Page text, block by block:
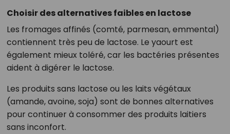
Choisir des alternatives faibles en lactose
Les fromages affinés (comté, parmesan, emmental)
contiennent très peu de lactose. Le yaourt est
également mieux toléré, car les bactéries présentes
aident à digérer le lactose.
Les produits sans lactose ou les laits végétaux
(amande, avoine, soja) sont de bonnes alternatives
pour continuer à consommer des produits laitiers
sans inconfort.